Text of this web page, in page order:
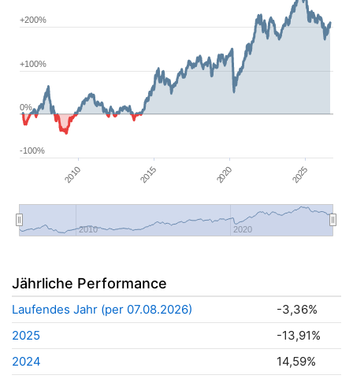
2010 2015 2020 2025
2010 2020
-100%
0%
+100%
+200%
Jährliche Performance
Laufendes Jahr (per 07.08.2026)
-3,36%
2025
-13,91%
2024
14,59%